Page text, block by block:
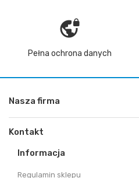
vpn_lock
Pełna ochrona danych
Nasza firma
Kontakt
Informacja
Regulamin sklepu